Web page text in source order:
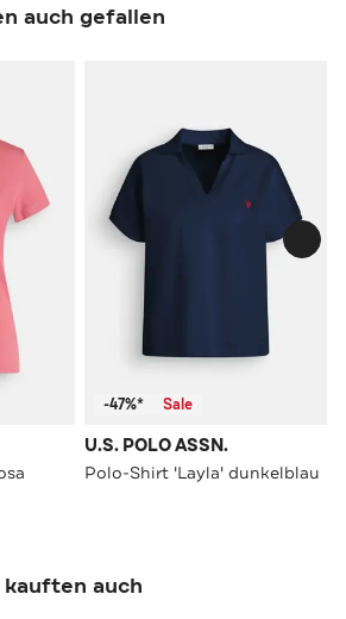
auch gefallen
-47%* Sale
U.S. POLO ASSN.
Polo-Shirt 'Layla' dunkelblau
auch